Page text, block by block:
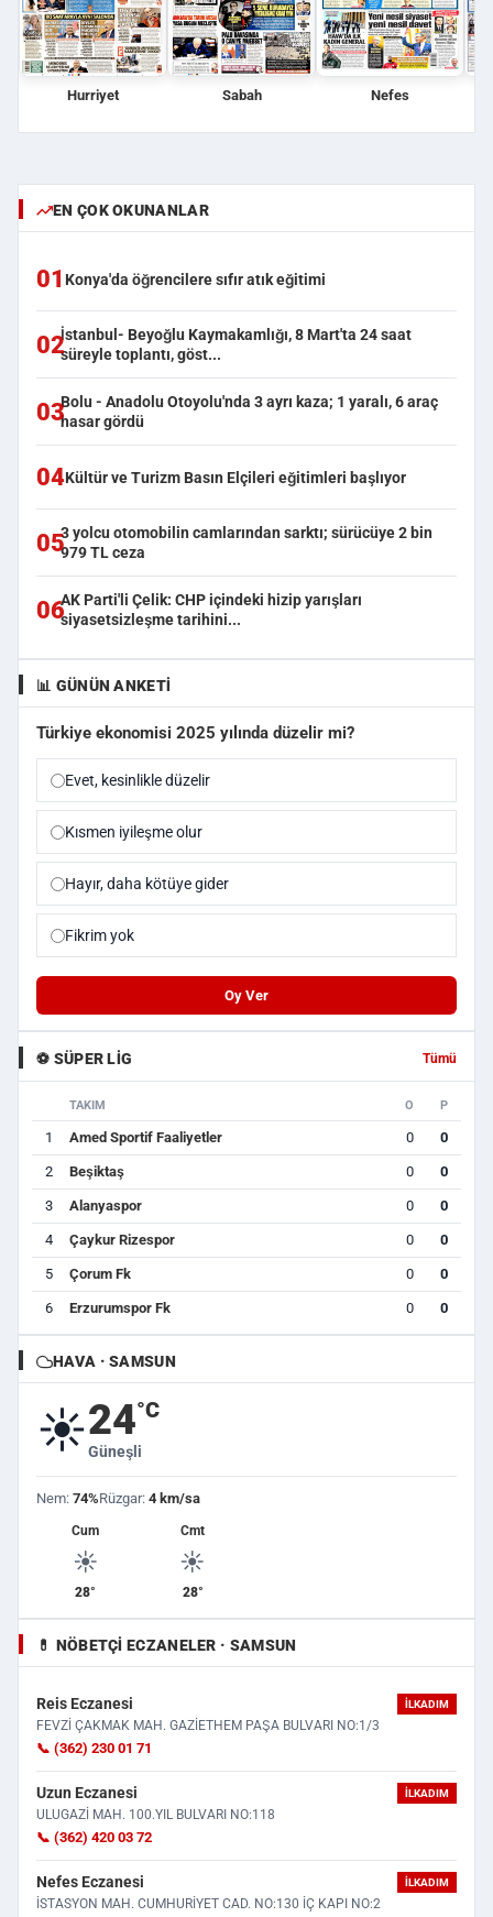
Hurriyet Sabah Nefes
EN ÇOK OKUNANLAR
01 Konya'da öğrencilere sıfır atık eğitimi
02İstanbul- Beyoğlu Kaymakamlığı, 8 Mart'ta 24 saat
süreyle toplantı, göst...
03Bolu - Anadolu Otoyolu'nda 3 ayrı kaza; 1 yaralı, 6 araç
hasar gördü
04Kültür ve Turizm Basın Elçileri eğitimleri başlıyor
053 yolcu otomobilin camlarından sarktı; sürücüye 2 bin
979 TL ceza
06AK Parti'li Çelik: CHP içindeki hizip yarışları
siyasetsizleşme tarihini...
📊 GÜNÜN ANKETI
Türkiye ekonomisi 2025 yılında düzelir mi?
Evet, kesinlikle düzelir
Kısmen iyileşme olur
Hayır, daha kötüye gider
Fikrim yok
Oy Ver
⚽ SÜPER LIG Tümü
TAKIM O P
1 Amed Sportif Faaliyetler 0 0
2 Beşiktaş 0 0
3 Alanyaspor 0 0
4 Çaykur Rizespor 0 0
5 Çorum Fk 0 0
6 Erzurumspor Fk 0 0
HAVA · SAMSUN
☀️24°C
Güneşli
Nem: 74%Rüzgar: 4 km/sa
Cum
☀️
28°
Cmt
☀️
28°
💊 NÖBETÇI ECZANELER · SAMSUN
Reis Eczanesi İLKADIM
FEVZİ ÇAKMAK MAH. GAZİETHEM PAŞA BULVARI NO:1/3
📞 (362) 230 01 71
Uzun Eczanesi İLKADIM
ULUGAZİ MAH. 100.YIL BULVARI NO:118
📞 (362) 420 03 72
Nefes Eczanesi İLKADIM
İSTASYON MAH. CUMHURİYET CAD. NO:130 İÇ KAPI NO:2